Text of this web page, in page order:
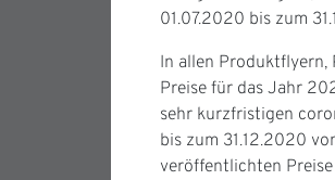
01.07.2020 bis zum
In allen Produktflyern,
Preise für das Jahr
sehr kurzfristigen
bis zum 31.12.2020
veröffentlichten